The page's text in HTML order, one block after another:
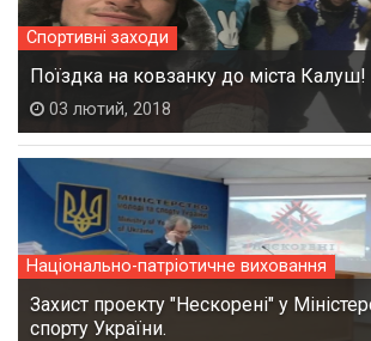
Спортивні заходи
Поїздка на ковзанку до міста Калуш!
03 лютий, 2018
Національно-патріотичне виховання
Захист проекту "Нескорені" у
спорту України.